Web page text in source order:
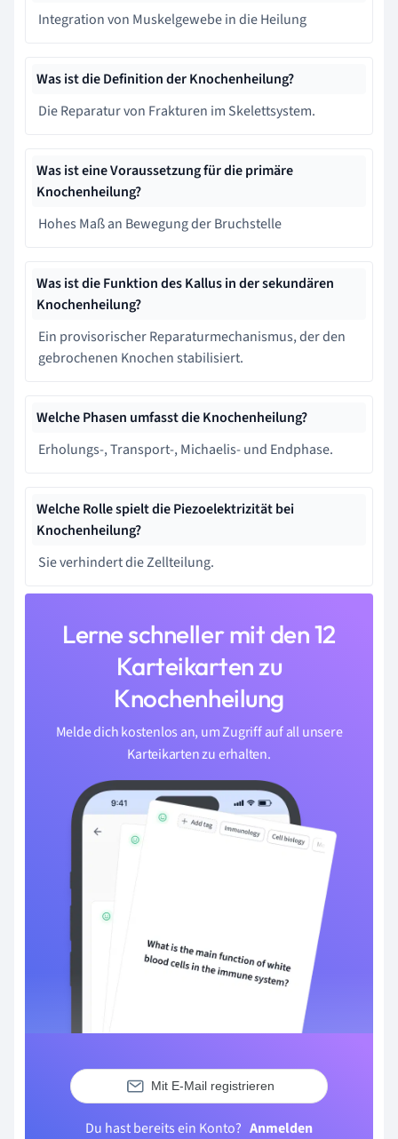
Integration von Muskelgewebe in die Heilung
Was ist die Definition der Knochenheilung?
Die Reparatur von Frakturen im Skelettsystem.
Was ist eine Voraussetzung für die primäre
Knochenheilung?
Hohes Maß an Bewegung der Bruchstelle
Was ist die Funktion des Kallus in der sekundären
Knochenheilung?
Ein provisorischer Reparaturmechanismus, der den
gebrochenen Knochen stabilisiert.
Welche Phasen umfasst die Knochenheilung?
Erholungs-, Transport-, Michaelis- und Endphase.
Welche Rolle spielt die Piezoelektrizität bei
Knochenheilung?
Sie verhindert die Zellteilung.
Lerne schneller mit den 12
Karteikarten zu
Knochenheilung
Melde dich kostenlos an, um Zugriff auf all unsere
Karteikarten zu erhalten.
Mit E-Mail registrieren
Du hast bereits ein Konto? Anmelden